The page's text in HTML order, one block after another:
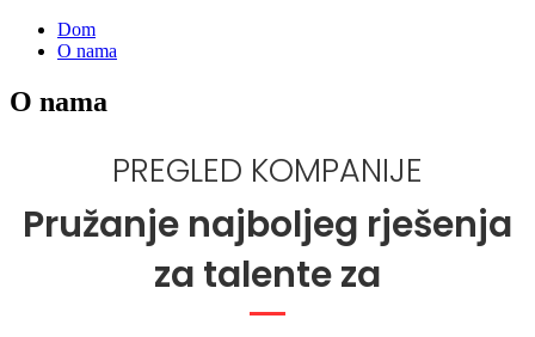
Dom
O nama
O nama
PREGLED KOMPANIJE
Pružanje najboljeg rješenja
za talente za